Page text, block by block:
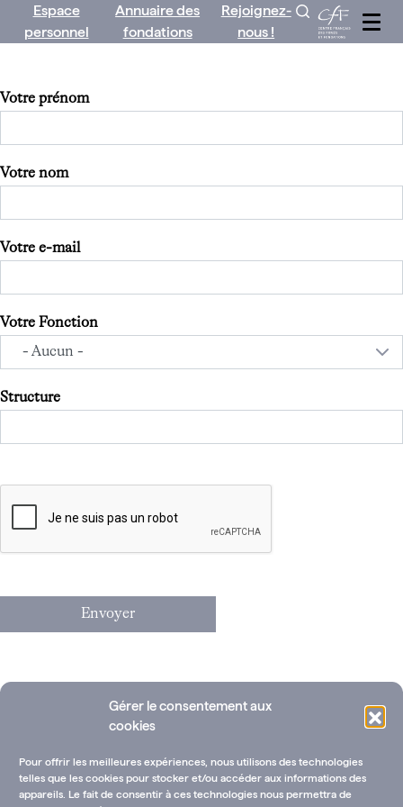
Gérer le consentement aux
cookies
Pour offrir les meilleures expériences, nous utilisons des technologies
telles que les cookies pour stocker et/ou accéder aux informations des
appareils. Le fait de consentir à ces technologies nous permettra de
Espace
personnel
Annuaire des
fondations
Rejoignez-
nous !
Votre prénom
Votre nom
Votre e-mail
Votre Fonction
Structure